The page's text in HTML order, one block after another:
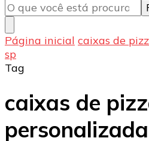
algo?
Página inicial caixas de
sp
Tag
caixas de